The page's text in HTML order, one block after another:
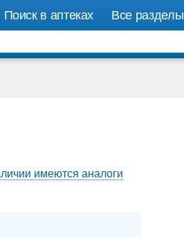
Поиск в аптеках
Все разделы
имеются аналоги